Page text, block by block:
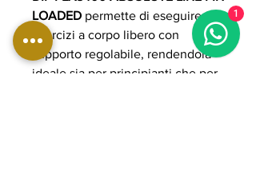
LOADED permette di eseguire
esercizi a corpo libero con
supporto regolabile, rendendola
ideale sia per principianti che per
1